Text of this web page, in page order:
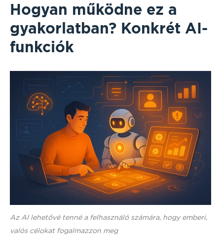
Hogyan működne ez a
gyakorlatban? Konkrét AI-
funkciók
Az AI lehetővé tenné a felhasználó számára, hogy emberi,
valós célokat fogalmazzon meg